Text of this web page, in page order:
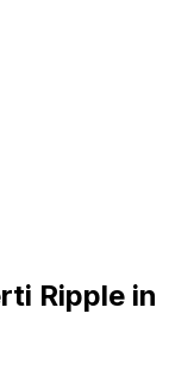
Ripple in